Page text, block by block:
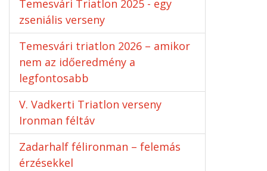
Temesvári Triatlon 2025 - egy
zseniális verseny
Temesvári triatlon 2026 – amikor
nem az időeredmény a
legfontosabb
V. Vadkerti Triatlon verseny
Ironman féltáv
Zadarhalf félironman – felemás
érzésekkel